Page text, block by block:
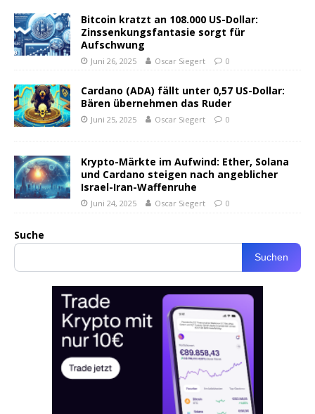
Bitcoin kratzt an 108.000 US-Dollar:
Zinssenkungsfantasie sorgt für
Aufschwung
Juni 26, 2025 Oscar Siegert 0
Cardano (ADA) fällt unter 0,57 US-Dollar:
Bären übernehmen das Ruder
Juni 25, 2025 Oscar Siegert 0
Krypto-Märkte im Aufwind: Ether, Solana
und Cardano steigen nach angeblicher
Israel-Iran-Waffenruhe
Juni 24, 2025 Oscar Siegert 0
Suche
Suchen